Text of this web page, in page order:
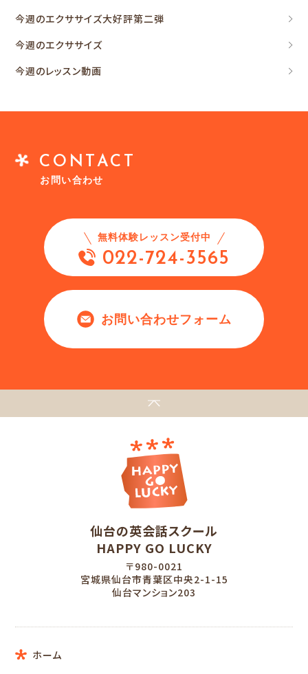
今週のエクササイズ大好評第二弾
今週のエクササイズ
今週のレッスン動画
CONTACT
お問い合わせ
無料体験レッスン受付中
022-724-3565
お問い合わせフォーム
仙台の英会話スクール
HAPPY GO LUCKY
〒980-0021
宮城県仙台市青葉区中央2-1-15
仙台マンション203
ホーム